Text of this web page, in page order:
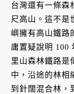
台灣還有一條森
尺高山。這不是
嶼擁有高山鐵路
庸置疑說明 100
里山森林鐵路是
中，沿途的林相
到針闊混合林，